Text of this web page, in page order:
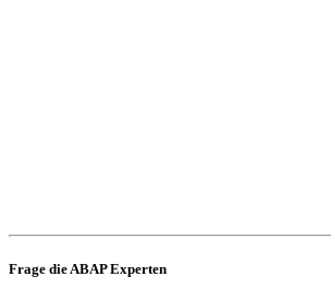
Frage die ABAP Experten